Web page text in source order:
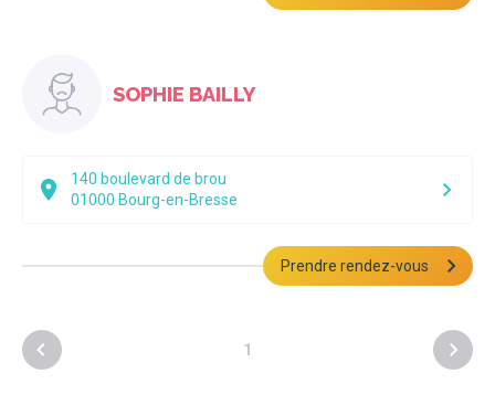
SOPHIE BAILLY
140 boulevard de brou
01000 Bourg-en-Bresse
Prendre rendez-vous
1